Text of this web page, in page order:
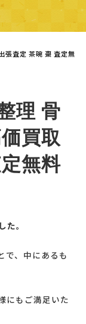
張査定 茶碗 棗 査定無
理 骨
買取
無料
。
で、中にあるも
にもご満足いた